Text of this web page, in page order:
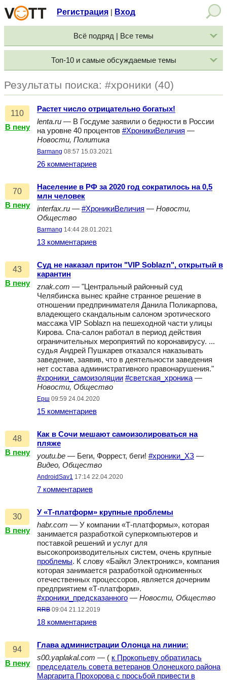
Регистрация Вход
Всё подряд | Все темы
Топ-10 и самые обсуждаемые темы
Результаты поиска: #хроники (40)
110
В пену
Растет число отрицательно богатых!
lenta.ru — В Госдуме заявили о бедности в России
на уровне 40 процентов #ХроникиВеличия —
Новости, Политика
Barmang 08:57 15.03.2021
26 комментариев
70
В пену
Население в РФ за 2020 год сократилось на 0,5
млн человек
interfax.ru — #ХроникиВеличия — Новости,
Общество
Barmang 14:44 28.01.2021
13 комментариев
43
В пену
Суд не наказал притон "VIP Soblazn", открытый в
карантин
znak.com — "Центральный районный суд
Челябинска вынес крайне странное решение в
отношении предпринимателя Данила Поликарпова,
владеющего скандальным салоном эротического
массажа VIP Soblazn на пешеходной части улицы
Кирова. Спа-салон работал в период действия
ограничительных мероприятий по коронавирусу. ...
судья Андрей Пушкарев отказался наказывать
заведение, заявив, что в деятельности заведения
нет состава административного правонарушения."
#хроники_самоизоляции #светская_хроника —
Новости, Общество
Ерш 09:59 24.04.2020
15 комментариев
48
В пену
Как в Сочи мешают самоизолироваться на
пляже
youtu.be — Беги, Форрест, беги! #хроники_ХЗ —
Видео, Общество
AndroidSav1 17:14 22.04.2020
7 комментариев
30
В пену
У «Т-платформ» крупные проблемы
habr.com — У компании «Т-платформы», которая
занимается разработкой суперкомпьютеров и
поставкой решений и услуг для
высокопроизводительных систем, очень крупные
проблемы. К слову «Байкл Электроникс», компания
которая занимается разработкой одноименных
отечественных процессоров, является дочерним
предприятием «Т-платформ».
#хроники_предсказанного — Новости, Общество
RRB 09:04 21.12.2019
18 комментариев
94
В пену
Глава администрации Олонца на линии:
s00.yaplakal.com — ( к Прокопьеву обратилась
председатель совета ветеранов Олонецкого района
Маргарита Прохорова с просьбой привести в